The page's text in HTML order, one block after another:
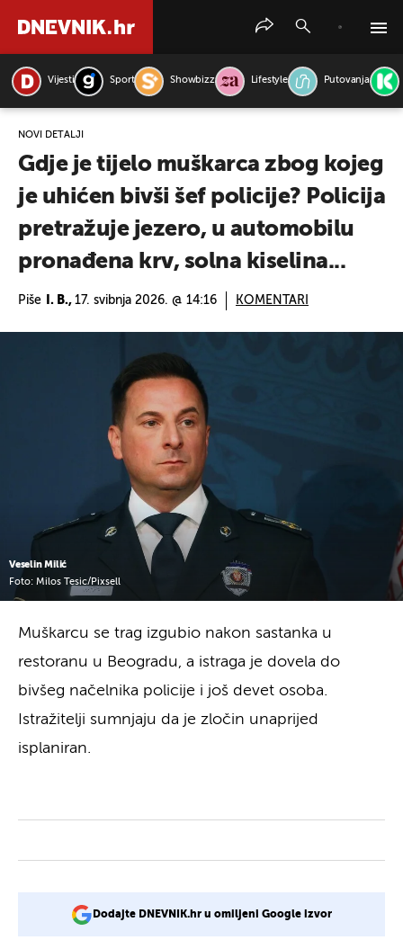
Vijesti Sport Showbizz Lifestyle Putovanja
NOVI DETALJI
Gdje je tijelo muškarca zbog kojeg
je uhićen bivši šef policije? Policija
pretražuje jezero, u automobilu
pronađena krv, solna kiselina...
Piše I. B., 17. svibnja 2026. @ 14:16 KOMENTARI
Veselin Milić
Foto: Milos Tesic/Pixsell
Muškarcu se trag izgubio nakon sastanka u
restoranu u Beogradu, a istraga je dovela do
bivšeg načelnika policije i još devet osoba.
Istražitelji sumnjaju da je zločin unaprijed
isplaniran.
Dodajte DNEVNIK.hr u omiljeni Google izvor
PRETRAŽITE VIJESTI